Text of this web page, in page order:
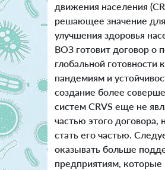
движения населения
решающее значение для
улучшения здоровья
ВОЗ готовит договор о
глобальной готовности
пандемиям и
создание более
систем CRVS еще не
частью этого договора,
стать его частью.
оказывать больше
предприятиям, которые